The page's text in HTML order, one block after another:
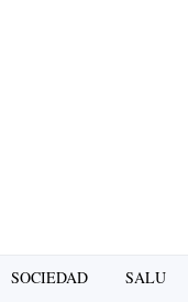
SOCIEDAD SALUD